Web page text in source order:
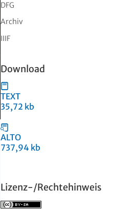
DFG
Archiv
IIIF
Download
TEXT
35,72 kb
ALTO
737,94 kb
Lizenz-/Rechtehinweis